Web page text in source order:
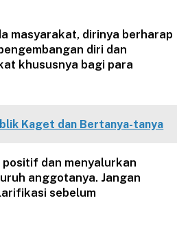
masyarakat, dirinya berharap
diri dan
khususnya bagi para
Kaget dan Bertanya-tanya
dan menyalurkan
anggotanya. Jangan
sebelum